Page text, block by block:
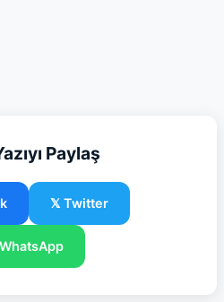
Paylaş
𝕏 Twitter
WhatsApp